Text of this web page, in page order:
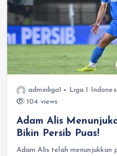
adminliga1 Liga 1
104 views
Adam Alis
Bikin Persib Puas!
Adam Alis telah menunjukkan